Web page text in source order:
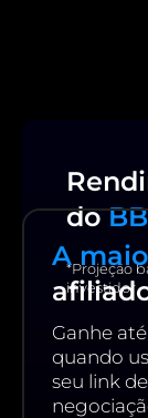
SophIA
do
*Projeção
investidor
A
Ganhe
quando
seu link